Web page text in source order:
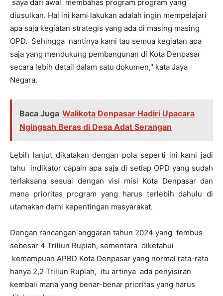
saya dari awal membahas program program yang
diusulkan. Hal ini kami lakukan adalah ingin mempelajari
apa saja kegiatan strategis yang ada di masing masing
OPD. Sehingga nantinya kami tau semua kegiatan apa
saja yang mendukung pembangunan di Kota Denpasar
secara lebih detail dalam satu dokumen," kata Jaya
Negara.
Baca Juga Walikota Denpasar Hadiri Upacara
Ngingsah Beras di Desa Adat Serangan
Lebih lanjut dikatakan dengan pola seperti ini kami jadi
tahu indikator capain apa saja di setiap OPD yang sudah
terlaksana sesuai dengan visi misi Kota Denpasar dan
mana prioritas program yang harus terlebih dahulu di
utamakan demi kepentingan masyarakat.
Dengan rancangan anggaran tahun 2024 yang tembus
sebesar 4 Triliun Rupiah, sementara diketahui
kemampuan APBD Kota Denpasar yang normal rata-rata
hanya 2,2 Triliun Rupiah, itu artinya ada penyisiran
kembali mana yang benar-benar prioritas yang harus